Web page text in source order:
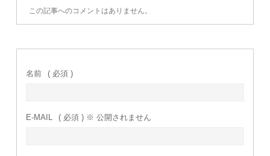
この記事へのコメントはありません。
名前 ( 必須 )
E-MAIL ( 必須 ) ※ 公開されません